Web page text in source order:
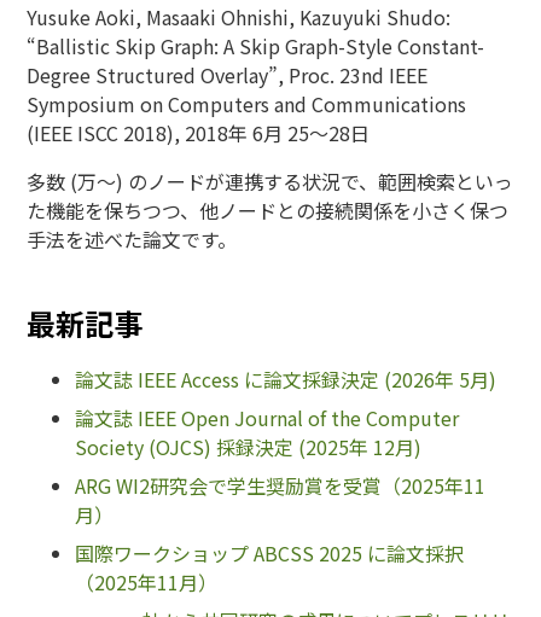
Yusuke Aoki, Masaaki Ohnishi, Kazuyuki Shudo:
“Ballistic Skip Graph: A Skip Graph-Style Constant-
Degree Structured Overlay”, Proc. 23nd IEEE
Symposium on Computers and Communications
(IEEE ISCC 2018), 2018年 6月 25～28日
多数 (万～) のノードが連携する状況で、範囲検索といっ
た機能を保ちつつ、他ノードとの接続関係を小さく保つ
手法を述べた論文です。
最新記事
論文誌 IEEE Access に論文採録決定 (2026年 5月)
論文誌 IEEE Open Journal of the Computer
Society (OJCS) 採録決定 (2025年 12月)
ARG WI2研究会で学生奨励賞を受賞（2025年11
月）
国際ワークショップ ABCSS 2025 に論文採択
（2025年11月）